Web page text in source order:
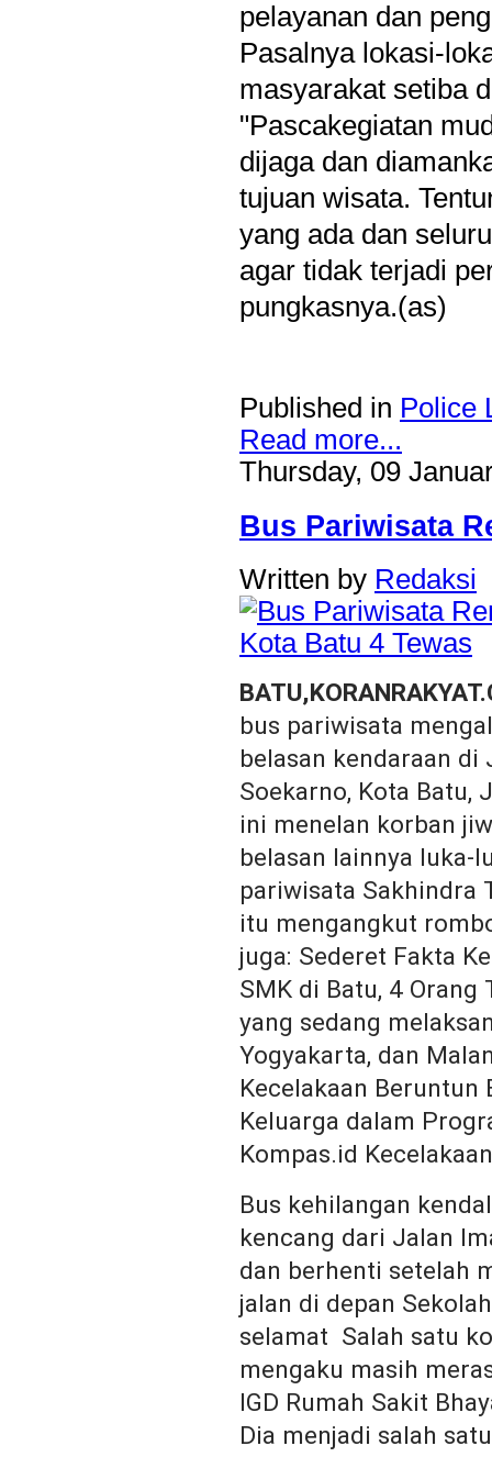
pelayanan dan
Pasalnya lokasi-
masyarakat setiba
"Pascakegiatan
dijaga dan
tujuan wisata.
yang ada dan
agar tidak terjadi
pungkasnya.(as)
Published in Police
Read more...
Thursday, 09
Bus Pariwisata
Written by Redaksi
bus pariwisata
belasan kendaraan
Soekarno, Kota
ini menelan korban
belasan lainnya luka-
pariwisata Sakhindra
itu mengangkut
juga: Sederet Fakta
SMK di Batu, 4
yang sedang
Yogyakarta, dan
Kecelakaan Beruntun
Keluarga dalam
Kompas.id
Bus kehilangan
kencang dari Jalan
dan berhenti setelah
jalan di depan
selamat Salah satu
mengaku masih
IGD Rumah Sakit
Dia menjadi salah